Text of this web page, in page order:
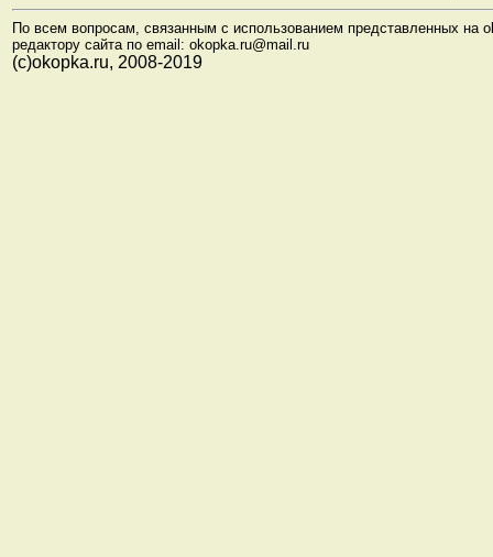
По всем вопросам, связанным с использованием представленных на
редактору сайта по email: okopka.ru@mail.ru
(с)okopka.ru, 2008-2019